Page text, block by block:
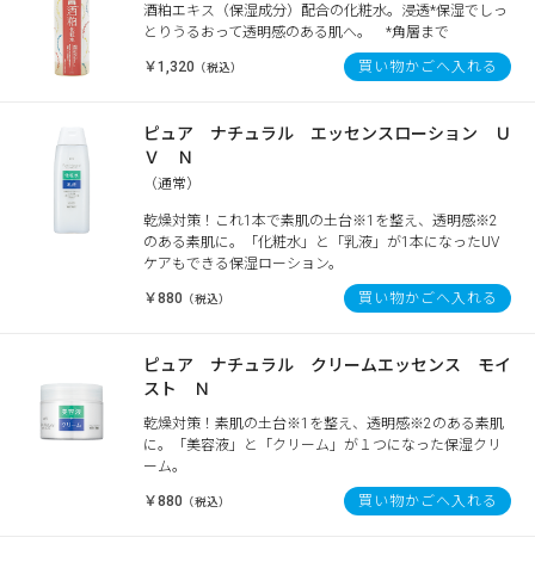
酒粕エキス（保湿成分）配合の化粧水。浸透*保湿でしっ
とりうるおって透明感のある肌へ。 *角層まで
￥1,320 （税込） 買い物かごへ入れる
ピュア ナチュラル エッセンスローション Ｕ
Ｖ Ｎ
（通常）
乾燥対策！これ1本で素肌の土台※1を整え、透明感※2
のある素肌に。「化粧水」と「乳液」が1本になったUV
ケアもできる保湿ローション。
￥880 （税込） 買い物かごへ入れる
ピュア ナチュラル クリームエッセンス モイ
スト Ｎ
乾燥対策！素肌の土台※1を整え、透明感※2のある素肌
に。「美容液」と「クリーム」が１つになった保湿クリ
ーム。
￥880 （税込） 買い物かごへ入れる